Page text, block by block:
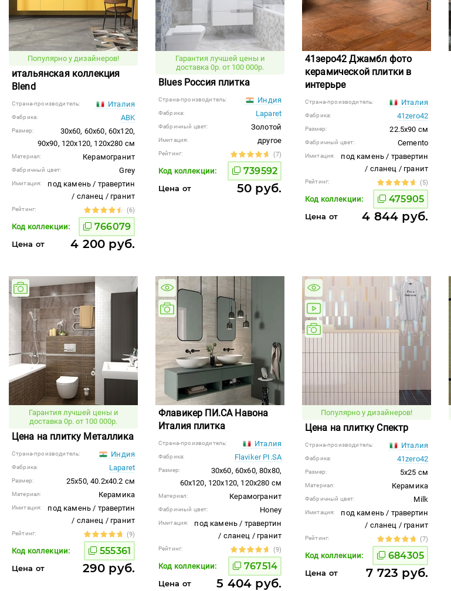
Популярно у дизайнеров!
итальянская коллекция
Blend
Страна-производитель: Италия
Фабрика: ABK
Размер:
30x60, 60x60, 60x120,
90x90, 120x120, 120x280 см
Материал: Керамогранит
Фабричный цвет: Grey
Имитация:
под камень / травертин
/ сланец / гранит
Рейтинг: (6)
Код коллекции: 766079
Цена от 4 200 руб.
Гарантия лучшей цены и
доставка 0р. от 100 000р.
Blues Россия плитка
Страна-производитель: Индия
Фабрика: Laparet
Фабричный цвет: Золотой
Имитация: другое
Рейтинг: (7)
Код коллекции: 739592
Цена от 50 руб.
41зеро42 Джамбл фото
керамической плитки в
интерьре
Страна-производитель: Италия
Фабрика: 41zero42
Размер: 22.5x90 см
Фабричный цвет: Cemento
Имитация:
под камень / травертин
/ сланец / гранит
Рейтинг: (5)
Код коллекции: 475905
Цена от 4 844 руб.
Гарантия лучшей цены и
доставка 0р. от 100 000р.
Цена на плитку Металлика
Страна-производитель: Индия
Фабрика: Laparet
Размер: 25x50, 40.2x40.2 см
Материал: Керамика
Имитация:
под камень / травертин
/ сланец / гранит
Рейтинг: (9)
Код коллекции: 555361
Цена от 290 руб.
Флавикер ПИ.СА Навона
Италия плитка
Страна-производитель: Италия
Фабрика: Flaviker PI.SA
Размер:
30x60, 60x60, 80x80,
60x120, 120x120, 120x280 см
Материал: Керамогранит
Фабричный цвет: Honey
Имитация:
под камень / травертин
/ сланец / гранит
Рейтинг: (9)
Код коллекции: 767514
Цена от 5 404 руб.
Популярно у дизайнеров!
Цена на плитку Спектр
Страна-производитель: Италия
Фабрика: 41zero42
Размер: 5x25 см
Материал: Керамика
Фабричный цвет: Milk
Имитация:
под камень / травертин
/ сланец / гранит
Рейтинг: (7)
Код коллекции: 684305
Цена от 7 723 руб.